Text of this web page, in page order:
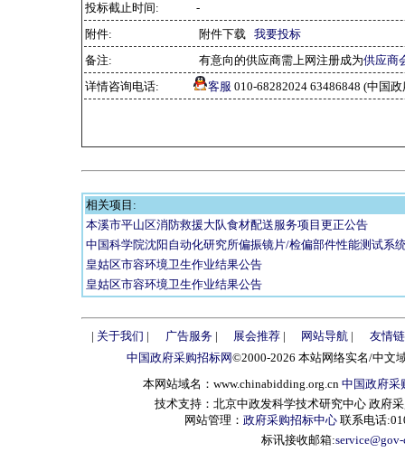
投标截止时间:
-
附件:
附件下载 我要投标
备注:
有意向的供应商需上网注册成为供应商
详情咨询电话:
客服 010-68282024 63486848 (中国
相关项目:
本溪市平山区消防救援大队食材配送服务项目更正公告
中国科学院沈阳自动化研究所偏振镜片/检偏部件性能测试系
皇姑区市容环境卫生作业结果公告
皇姑区市容环境卫生作业结果公告
| 关于我们 | 广告服务| 展会推荐| 网站导航 |
友情
中国政府采购招标网©2000-2026 本站网络实名/中文
本网站域名：www.chinabidding.org.cn 中国政府采
技术支持：北京中政发科学技术研究中心 政府
网站管理： 政府采购招标中心 联系电话
标讯接收邮箱: